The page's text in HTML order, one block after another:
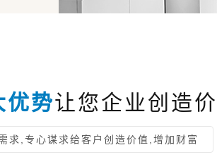
优势让您企业创造
求,专心谋求给客户创造价值,增加财富